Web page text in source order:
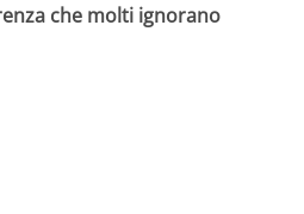
che molti ignorano